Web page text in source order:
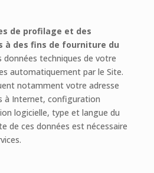
de profilage et des
à des fins de fourniture du
données techniques de votre
automatiquement par le Site.
notamment votre adresse
à Internet, configuration
logicielle, type et langue du
de ces données est nécessaire